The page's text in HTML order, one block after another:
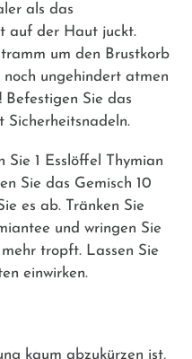
als das
auf der Haut juckt.
um den Brustkorb
ungehindert atmen
Befestigen Sie das
Sicherheitsnadeln.
Sie 1 Esslöffel Thymian
Sie das Gemisch 10
es ab. Tränken Sie
und wringen Sie
tropft. Lassen Sie
einwirken.
kaum abzukürzen ist,